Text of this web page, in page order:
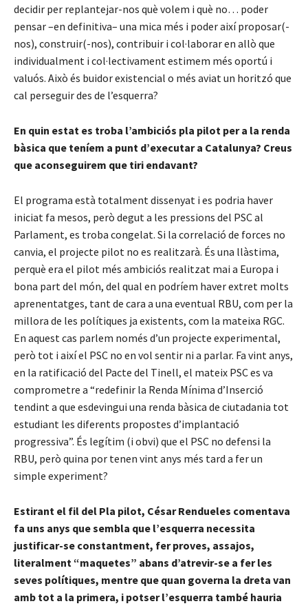
decidir per replantejar-nos què volem i què no… poder
pensar –en definitiva– una mica més i poder així proposar(-
nos), construir(-nos), contribuir i col·laborar en allò que
individualment i col·lectivament estimem més oportú i
valuós. Això és buidor existencial o més aviat un horitzó que
cal perseguir des de l’esquerra?
En quin estat es troba l’ambiciós pla pilot per a la renda
bàsica que teníem a punt d’executar a Catalunya? Creus
que aconseguirem que tiri endavant?
El programa està totalment dissenyat i es podria haver
iniciat fa mesos, però degut a les pressions del PSC al
Parlament, es troba congelat. Si la correlació de forces no
canvia, el projecte pilot no es realitzarà. És una llàstima,
perquè era el pilot més ambiciós realitzat mai a Europa i
bona part del món, del qual en podríem haver extret molts
aprenentatges, tant de cara a una eventual RBU, com per la
millora de les polítiques ja existents, com la mateixa RGC.
En aquest cas parlem només d’un projecte experimental,
però tot i així el PSC no en vol sentir ni a parlar. Fa vint anys,
en la ratificació del Pacte del Tinell, el mateix PSC es va
comprometre a “redefinir la Renda Mínima d’Inserció
tendint a que esdevingui una renda bàsica de ciutadania tot
estudiant les diferents propostes d’implantació
progressiva”. És legítim (i obvi) que el PSC no defensi la
RBU, però quina por tenen vint anys més tard a fer un
simple experiment?
Estirant el fil del Pla pilot, César Rendueles comentava
fa uns anys que sembla que l’esquerra necessita
justificar-se constantment, fer proves, assajos,
literalment “maquetes” abans d’atrevir-se a fer les
seves polítiques, mentre que quan governa la dreta van
amb tot a la primera, i potser l’esquerra també hauria